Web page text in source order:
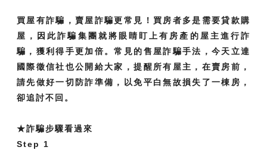
買屋有詐騙，賣屋詐騙更常見！買房者多是需要貸款購
屋，因此詐騙集團就將眼睛盯上有房產的屋主進行詐
騙，獲利得手更加倍。常見的售屋詐騙手法，今天立達
國際徵信社也公開給大家，提醒所有屋主，在賣房前，
請先做好一切防詐準備，以免平白無故損失了一棟房，
卻追討不回。
★詐騙步驟看過來
Step 1